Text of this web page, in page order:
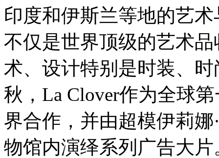
印度和伊斯兰等地的艺
不仅是世界顶级的艺术
术、设计特别是时装、
秋，La Clover作为全球
界合作，并由超模伊莉
物馆内演绎系列广告大片